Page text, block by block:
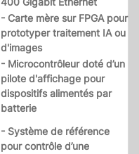
- Carte mère sur FPGA pour
prototyper traitement IA ou
d'images
- Microcontrôleur doté d’un
pilote d'affichage pour
dispositifs alimentés par
batterie
- Système de référence
pour contrôle d’une